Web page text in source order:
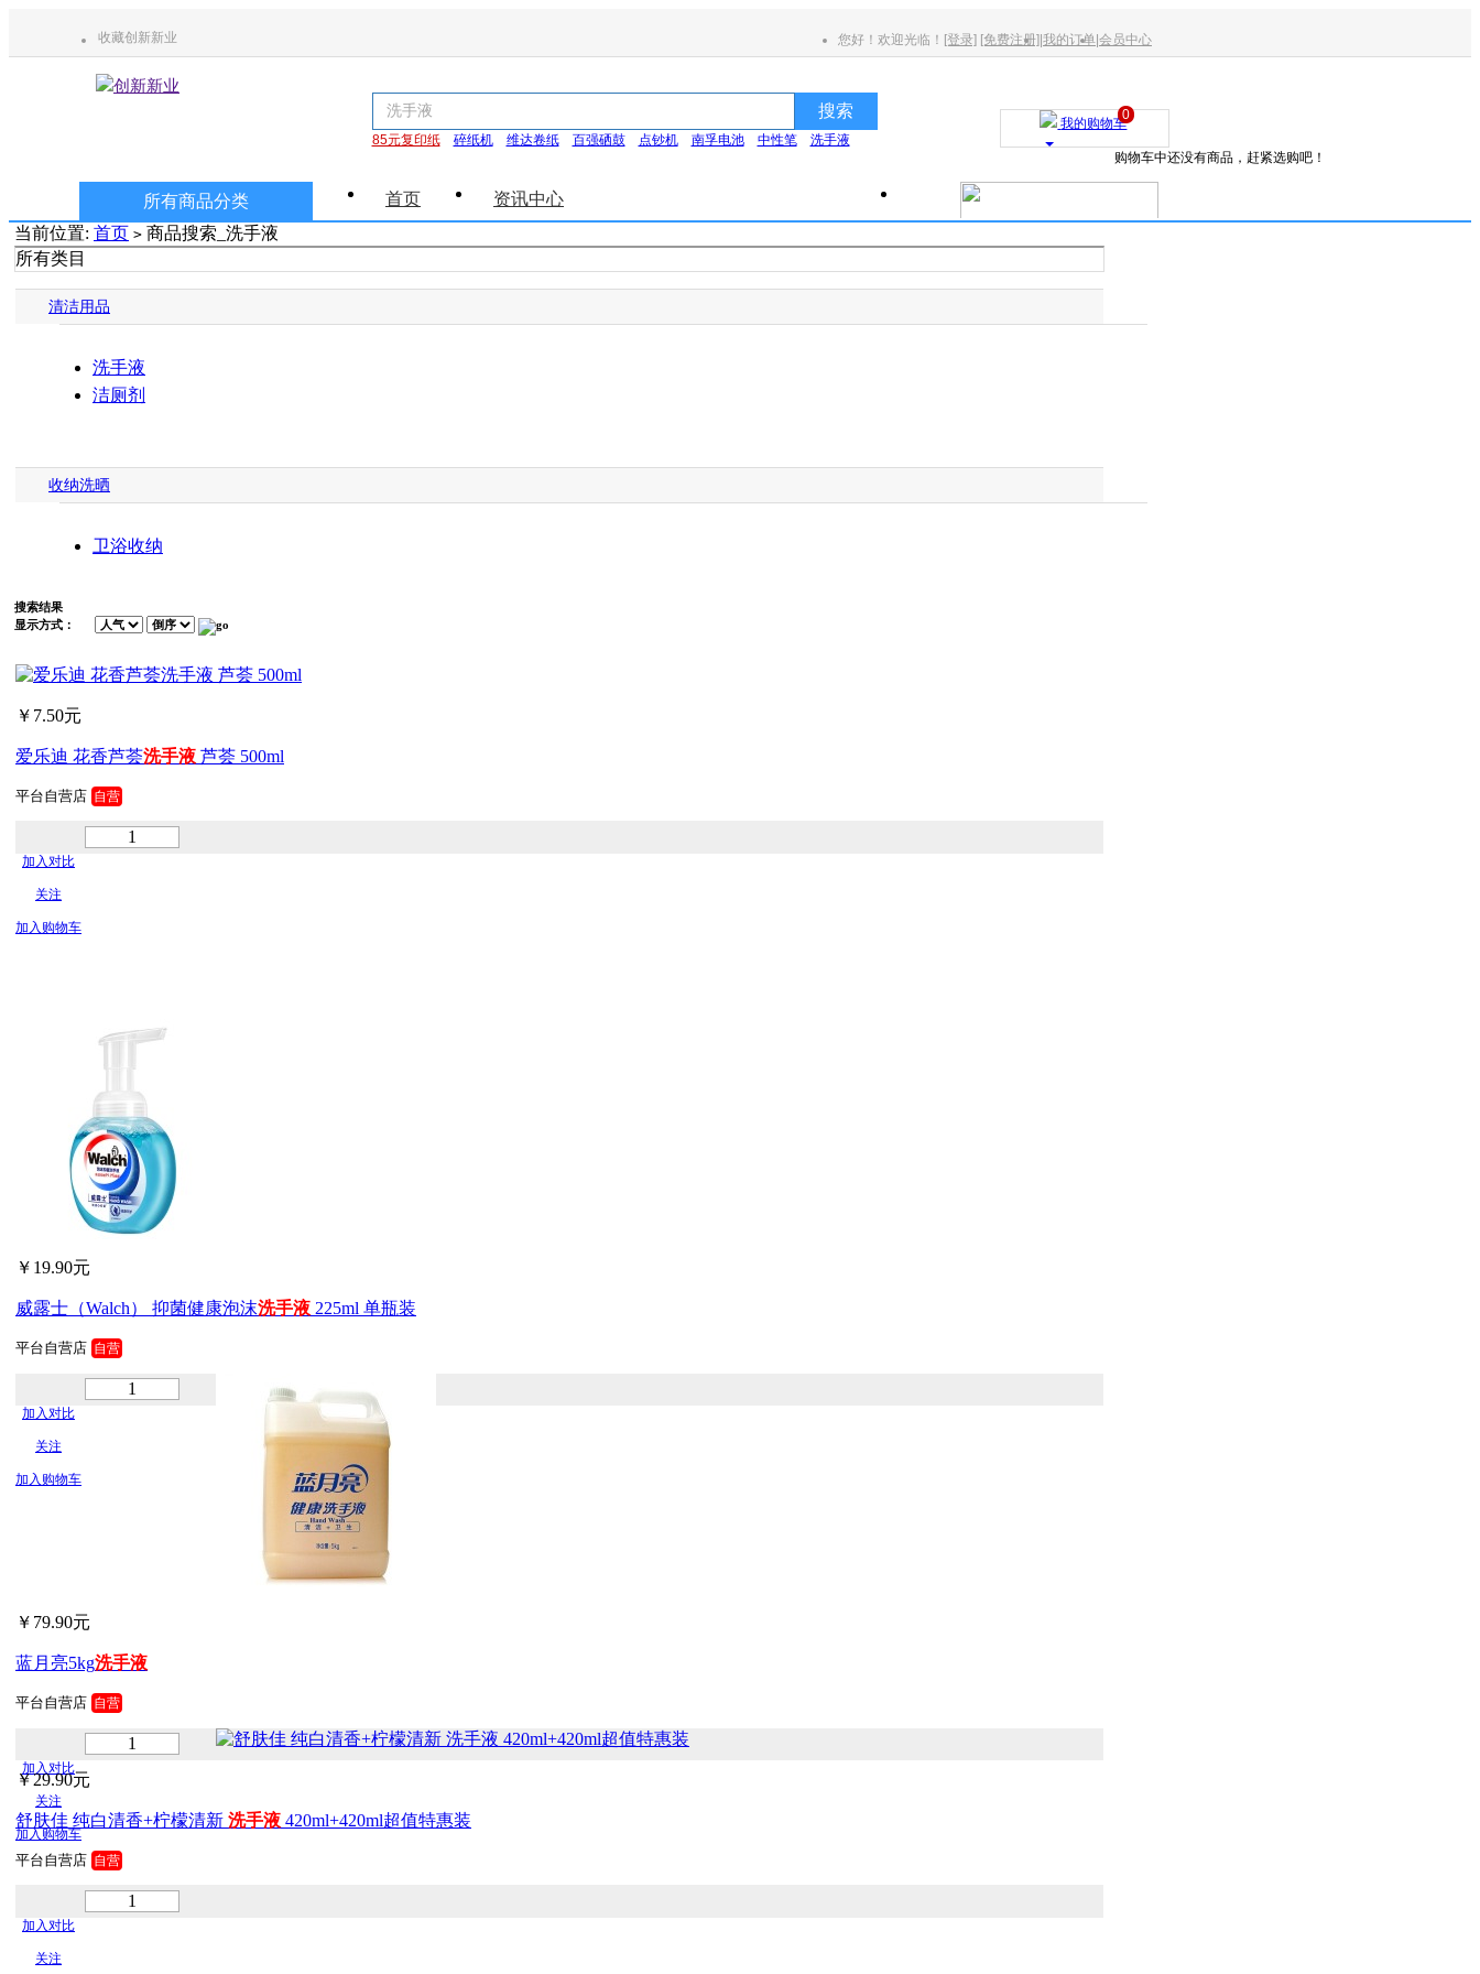
收藏创新新业 您好！欢迎光临！ [登录] [免费注册] |我的订单 |会员中心
搜索
85元复印纸 碎纸机 维达卷纸 百强硒鼓 点钞机 南孚电池 中性笔 洗手液
我的购物车
0
购物车中还没有商品，赶紧选购吧！
所有商品分类 首页
资讯中心
当前位置: 首页 > 商品搜索_洗手液
所有类目
清洁用品
洗手液
洁厕剂
收纳洗晒
卫浴收纳
搜索结果
显示方式：
￥7.50元
爱乐迪 花香芦荟洗手液 芦荟 500ml
平台自营店 自营
加入对比
关注
加入购物车
￥19.90元
威露士（Walch） 抑菌健康泡沫洗手液 225ml 单瓶装
平台自营店 自营
加入对比
关注
加入购物车
￥79.90元
蓝月亮5kg洗手液
平台自营店 自营
加入对比
关注
加入购物车
￥29.90元
舒肤佳 纯白清香+柠檬清新 洗手液 420ml+420ml超值特惠装
平台自营店 自营
加入对比
关注